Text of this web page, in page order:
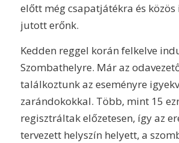
előtt még csapatjátékra és
jutott erőnk.
Kedden reggel korán felkelve
Szombathelyre. Már az
találkoztunk az eseményre
zarándokokkal. Több, mint 15
regisztráltak előzetesen, így az
tervezett helyszín helyett, a